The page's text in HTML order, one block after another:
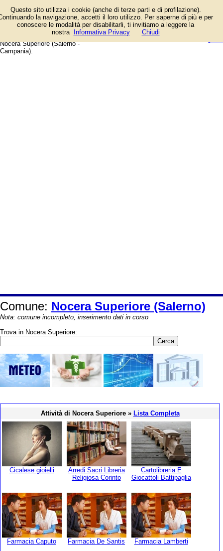
e dei fornitori di servizi e prodotti.
Offerte speciali e notizie di
negozi, aziende, artigiani e
professionisti. Guida web alla città di
Nocera Superiore (Salerno -
Campania).
Comune: Nocera Superiore (Salerno)
Nota: comune incompleto, inserimento dati in corso
Trova in Nocera Superiore:
Attività di Nocera Superiore » Lista Completa
Cicalese gioielli
Arredi Sacri Libreria
Religiosa Corinto
Cartolibreria E
Giocattoli Battipaglia
Farmacia Caputo Farmacia De Santis Farmacia Lamberti
Questo sito utilizza i cookie (anche di terze parti e di profilazione).
la navigazione, accetti il loro utilizzo. Per saperne di più e per
conoscere le modalità per disabilitarli, ti invitiamo a leggere la
nostra
Informativa Privacy Chiudi